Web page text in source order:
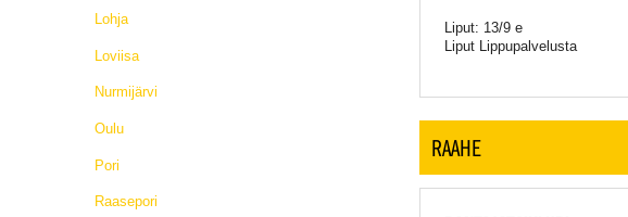
Lohja
Loviisa
Nurmijärvi
Oulu
Pori
Raasepori
Liput: 13/9 e
Liput Lippupalvelusta
RAAHE